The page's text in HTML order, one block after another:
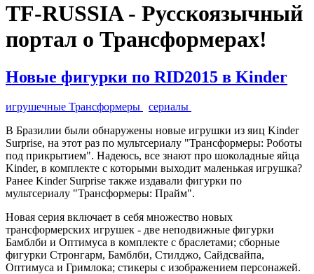
TF-RUSSIA - Русскоязычный
портал о Трансформерах!
Новые фигурки по RID2015 в Kinder
игрушечные Трансформеры
сериалы
В Бразилии были обнаружены новые игрушки из яиц Kinder
Surprise, на этот раз по мультсериалу "Трансформеры: Роботы
под прикрытием". Надеюсь, все знают про шоколадные яйца
Kinder, в комплекте с которыми выходит маленькая игрушка?
Ранее Kinder Surprise также издавали фигурки по
мультсериалу "Трансформеры: Прайм".
Новая серия включает в себя множество новых
трансформерских игрушек - две неподвижные фигурки
Бамблби и Оптимуса в комплекте с браслетами; сборные
фигурки Стронгарм, Бамблби, Стилджо, Сайдсвайпа,
Оптимуса и Гримлока; стикеры с изображением персонажей.